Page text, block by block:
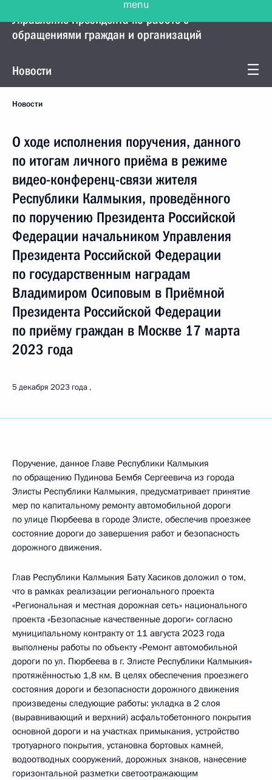
Управление Президента по работе с
обращениями граждан и организаций
Новости
Новости
О ходе исполнения поручения, данного
по итогам личного приёма в режиме
видео-конференц-связи жителя
Республики Калмыкия, проведённого
по поручению Президента Российской
Федерации начальником Управления
Президента Российской Федерации
по государственным наградам
Владимиром Осиповым в Приёмной
Президента Российской Федерации
по приёму граждан в Москве 17 марта
2023 года
5 декабря 2023 года
Поручение, данное Главе Республики Калмыкия
по обращению Пудинова Бембя Сергеевича из города
Элисты Республики Калмыкия, предусматривает принятие
мер по капитальному ремонту автомобильной дороги
по улице Пюрбеева в городе Элисте, обеспечив проезжее
состояние дороги до завершения работ и безопасность
дорожного движения.
Глав Республики Калмыкия Бату Хасиков доложил о том,
что в рамках реализации регионального проекта
«Региональная и местная дорожная сеть» национального
проекта «Безопасные качественные дороги» согласно
муниципальному контракту от 11 августа 2023 года
выполнены работы по объекту «Ремонт автомобильной
дороги по ул. Пюрбеева в г. Элисте Республики Калмыкия»
протяжённостью 1,8 км. В целях обеспечения проезжего
состояния дороги и безопасности дорожного движения
произведены следующие работы: укладка в 2 слоя
(выравнивающий и верхний) асфальтобетонного покрытия
основной дороги и на участках примыкания, устройство
тротуарного покрытия, установка бортовых камней,
водоотводных сооружений, дорожных знаков, нанесение
горизонтальной разметки светоотражающим